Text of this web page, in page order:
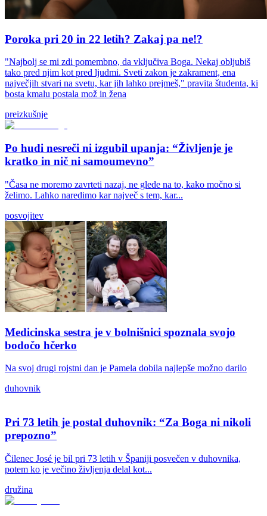
Poroka pri 20 in 22 letih? Zakaj pa ne!?
"Najbolj se mi zdi pomembno, da vključiva Boga. Nekaj obljubiš
tako pred njim kot pred ljudmi. Sveti zakon je zakrament, ena
največjih stvari na svetu, kar jih lahko prejmeš," pravita študenta, ki
bosta kmalu postala mož in žena
preizkušnje
Po hudi nesreči ni izgubil upanja: “Življenje je
kratko in nič ni samoumevno”
"Časa ne moremo zavrteti nazaj, ne glede na to, kako močno si
želimo. Lahko naredimo kar največ s tem, kar...
posvojitev
Medicinska sestra je v bolnišnici spoznala svojo
bodočo hčerko
Na svoj drugi rojstni dan je Pamela dobila najlepše možno darilo
duhovnik
Pri 73 letih je postal duhovnik: “Za Boga ni nikoli
prepozno”
Čilenec José je bil pri 73 letih v Španiji posvečen v duhovnika,
potem ko je večino življenja delal kot...
družina